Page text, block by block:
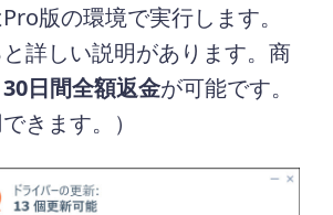
Pro版の環境で実行します。
詳しい説明があります。商
30日間全額返金が可能です。
きます。）